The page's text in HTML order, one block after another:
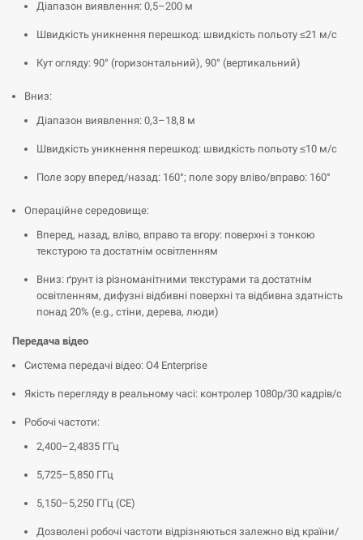
Діапазон виявлення: 0,5–200 м
Швидкість уникнення перешкод: швидкість польоту ≤21 м/с
Кут огляду: 90° (горизонтальний), 90° (вертикальний)
Вниз:
Діапазон виявлення: 0,3–18,8 м
Швидкість уникнення перешкод: швидкість польоту ≤10 м/с
Поле зору вперед/назад: 160°; поле зору вліво/вправо: 160°
Операційне середовище:
Вперед, назад, вліво, вправо та вгору: поверхні з тонкою
текстурою та достатнім освітленням
Вниз: ґрунт із різноманітними текстурами та достатнім
освітленням, дифузні відбивні поверхні та відбивна здатність
понад 20% (e.g., стіни, дерева, люди)
Передача відео
Система передачі відео: O4 Enterprise
Якість перегляду в реальному часі: контролер 1080p/30 кадрів/с
Робочі частоти:
2,400–2,4835 ГГц
5,725–5,850 ГГц
5,150–5,250 ГГц (CE)
Дозволені робочі частоти відрізняються залежно від країни/